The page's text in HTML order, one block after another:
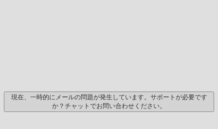
現在、一時的にメールの問題が発生しています。サポートが必要です
か？チャットでお問い合わせください。